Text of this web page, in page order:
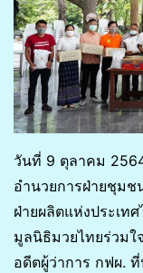
วันที่ 9 ตุลาคม
อำนวยการฝ่ายชุม
ฝ่ายผลิตแห่งประเท
มูลนิธิมวยไทยร่วม
อดีตผู้ว่าการ กฟผ.